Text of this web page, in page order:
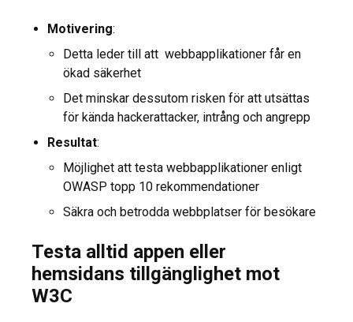
Motivering:
Detta leder till att webbapplikationer får en
ökad säkerhet
Det minskar dessutom risken för att utsättas
för kända hackerattacker, intrång och angrepp
Resultat:
Möjlighet att testa webbapplikationer enligt
OWASP topp 10 rekommendationer
Säkra och betrodda webbplatser för besökare
Testa alltid appen eller
hemsidans tillgänglighet mot
W3C